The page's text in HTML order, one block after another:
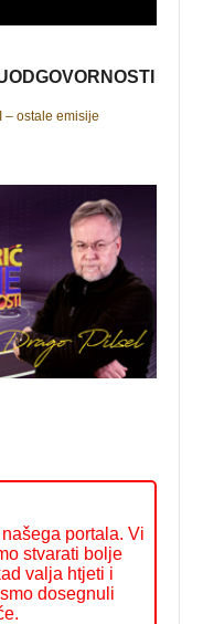
– ostale emisije
portala. Vi
stvarati bolje
valja htjeti i
dosegnuli